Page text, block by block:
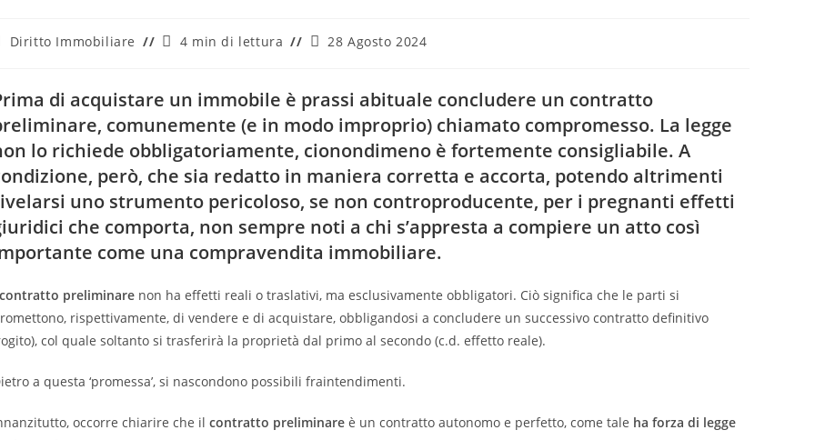
Diritto Immobiliare
Tempo
4 min di lettura
Ultima
28 Agosto 2024
di acquistare un immobile è prassi abituale concludere un contratto
comunemente (e in modo improprio) chiamato compromesso. La legge
lo richiede obbligatoriamente, cionondimeno è fortemente consigliabile. A
però, che sia redatto in maniera corretta e accorta, potendo altrimenti
uno strumento pericoloso, se non controproducente, per i pregnanti effetti
che comporta, non sempre noti a chi s’appresta a compiere un atto così
come una compravendita immobiliare.
contratto preliminare non ha effetti reali o traslativi, ma esclusivamente obbligatori. Ciò significa che le parti si
rispettivamente, di vendere e di acquistare, obbligandosi a concludere un successivo contratto definitivo
col quale soltanto si trasferirà la proprietà dal primo al secondo (c.d. effetto reale).
a questa ‘promessa’, si nascondono possibili fraintendimenti.
occorre chiarire che il contratto preliminare è un contratto autonomo e perfetto, come tale ha forza di legge